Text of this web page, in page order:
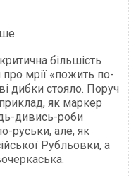
більшість
мрії «пожить по-
дибки стояло. Поруч
як маркер
дивись-роби
руськи, але, як
Рубльовки, а